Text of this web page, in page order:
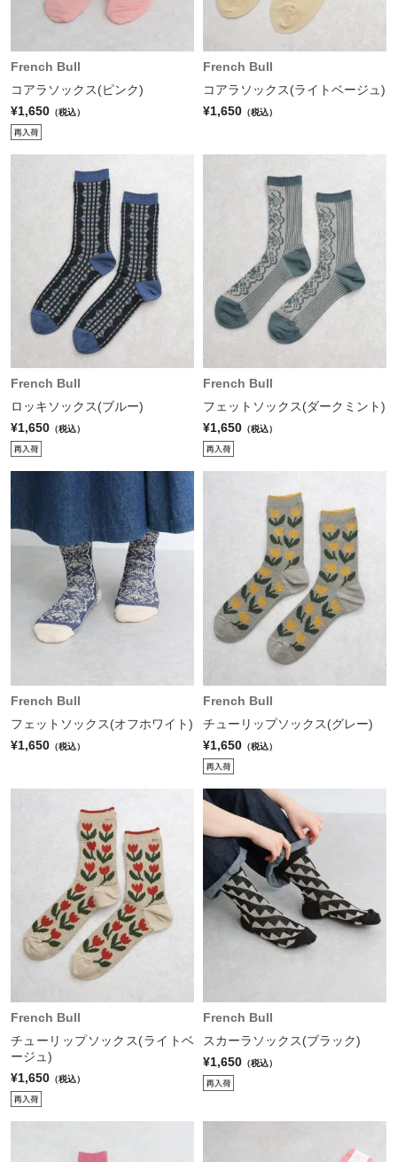
French Bull
コアラソックス(ピンク)
¥1,650 （税込）
French Bull
コアラソックス(ライトベージュ)
¥1,650 （税込）
French Bull
ロッキソックス(ブルー)
¥1,650 （税込）
French Bull
フェットソックス(ダークミント)
¥1,650 （税込）
French Bull
フェットソックス(オフホワイト)
¥1,650 （税込）
French Bull
チューリップソックス(グレー)
¥1,650 （税込）
French Bull
チューリップソックス(ライトベ
ージュ)
¥1,650 （税込）
French Bull
スカーラソックス(ブラック)
¥1,650 （税込）